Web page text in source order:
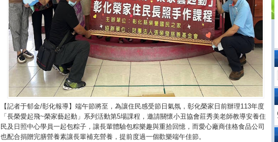
【記者于郁金/彰化報導】端午節將至，為讓住民感受節日氣氛，彰化榮家日前辦理113年度
「長榮愛起飛~榮家藝起動」系列活動第5場課程，邀請關懷小丑協會莊秀美老師教導安養住
民及日照中心學員一起包粽子，讓長輩體驗包粽樂趣與重拾回憶，而愛心廠商佳格食品公司
也配合捐贈完膳營養素讓長輩補充營養，提前度過一個歡樂端午佳節。